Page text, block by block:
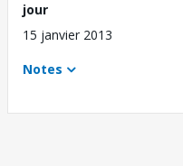
jour
15 janvier 2013
Notes